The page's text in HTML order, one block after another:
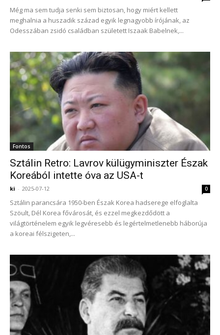
Még ma sem tudja senki sem biztosan, hogy miért kellett
meghalnia a huszadik század egyik legnagyobb írójának, az
Odesszában zsidó családban született Iszaak Babelnek,...
Fontos
Sztálin Retro: Lavrov külügyminiszter Észak
Koreából intette óva az USA-t
ki - 2025-07-12 0
Sztálin parancsára 1950-ben Észak Korea hadserege elfoglalta
Szöult, Dél Korea fővárosát, és ezzel megkezdődött a
világtörténelem egyik legvéresebb és legértelmetlenebb háborúja
a koreai félszigeten,...